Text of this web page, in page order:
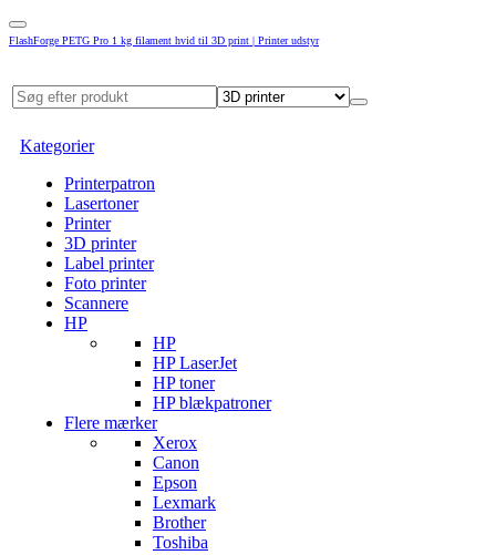
FlashForge PETG Pro 1 kg filament hvid til 3D print | Printer udstyr
Kategorier
Printerpatron
Lasertoner
Printer
3D printer
Label printer
Foto printer
Scannere
HP
HP
HP LaserJet
HP toner
HP blækpatroner
Flere mærker
Xerox
Canon
Epson
Lexmark
Brother
Toshiba